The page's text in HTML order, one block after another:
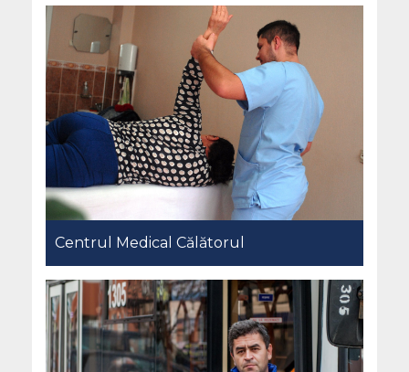
Centrul Medical Călătorul